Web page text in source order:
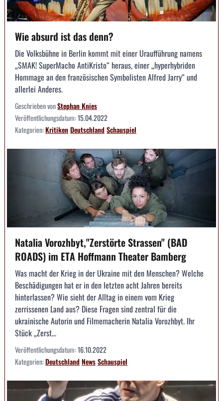
Wie absurd ist das denn?
Die Volksbühne in Berlin kommt mit einer Uraufführung namens
„SMAK! SuperMacho AntiKristo“ heraus, einer „hyperhybriden
Hommage an den französischen Symbolisten Alfred Jarry“ und
allerlei Anderes.
Geschrieben vonStephan Knies
Veröffentlichungsdatum:15.04.2022
Kategorien:KritikenDeutschlandSchauspiel
Natalia Vorozhbyt,"Zerstörte Strassen" (BAD
ROADS) im ETA Hoffmann Theater Bamberg
Was macht der Krieg in der Ukraine mit den Menschen? Welche
Beschädigungen hat er in den letzten acht Jahren bereits
hinterlassen? Wie sieht der Alltag in einem vom Krieg
zerrissenen Land aus? Diese Fragen sind zentral für die
ukrainische Autorin und Filmemacherin Natalia Vorozhbyt. Ihr
Stück „Zerst...
Veröffentlichungsdatum:16.10.2022
Kategorien:DeutschlandNewsSchauspiel